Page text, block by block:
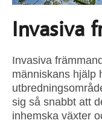
Invasiva
Invasiva
människans hjälp
sig så snabbt att
inhemska växter